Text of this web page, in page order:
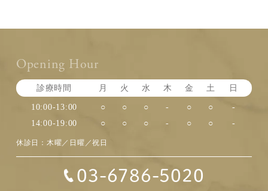
Opening Hour
診療時間 月 火 水 木 金 土 日
10:00-13:00 ○ ○ ○ - ○ ○
-
14:00-19:00
○ ○ ○ - ○ ○ -
休診日：木曜／日曜／祝日
03-6786-5020